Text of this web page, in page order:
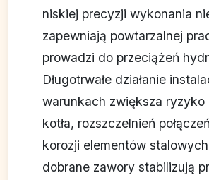
niskiej precyzji wykonania
zapewniają powtarzalnej
prowadzi do przeciążeń
Długotrwałe działanie
warunkach zwiększa ryzyko
kotła, rozszczelnień
korozji elementów
dobrane zawory stabilizują